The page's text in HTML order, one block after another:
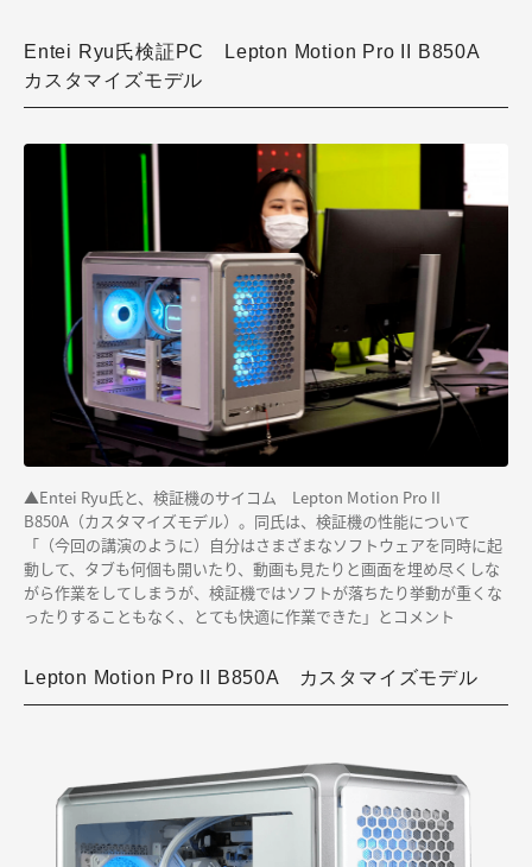
Entei Ryu氏検証PC Lepton Motion Pro II B850A
カスタマイズモデル
▲Entei Ryu氏と、検証機のサイコム Lepton Motion Pro II
B850A（カスタマイズモデル）。同氏は、検証機の性能について
「（今回の講演のように）自分はさまざまなソフトウェアを同時に起
動して、タブも何個も開いたり、動画も見たりと画面を埋め尽くしな
がら作業をしてしまうが、検証機ではソフトが落ちたり挙動が重くな
ったりすることもなく、とても快適に作業できた」とコメント
Lepton Motion Pro II B850A カスタマイズモデル